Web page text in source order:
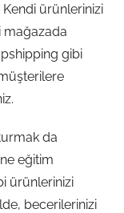
ürünlerinizi
mağazada
gibi
da
eğitim
ürünlerinizi
becerilerinizi